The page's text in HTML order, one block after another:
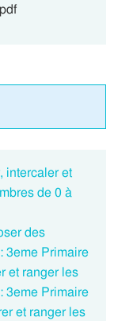
pdf
intercaler et
de 0 à
des
3eme Primaire
et ranger les
3eme Primaire
et ranger les